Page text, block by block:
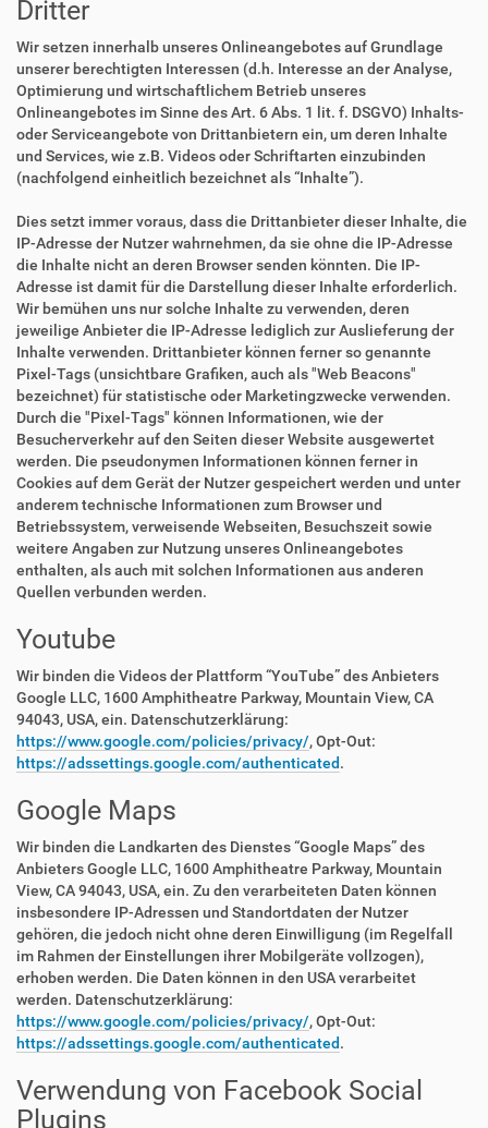
Dritter
Wir setzen innerhalb unseres Onlineangebotes auf Grundlage
unserer berechtigten Interessen (d.h. Interesse an der Analyse,
Optimierung und wirtschaftlichem Betrieb unseres
Onlineangebotes im Sinne des Art. 6 Abs. 1 lit. f. DSGVO) Inhalts-
oder Serviceangebote von Drittanbietern ein, um deren Inhalte
und Services, wie z.B. Videos oder Schriftarten einzubinden
(nachfolgend einheitlich bezeichnet als “Inhalte”).
Dies setzt immer voraus, dass die Drittanbieter dieser Inhalte, die
IP-Adresse der Nutzer wahrnehmen, da sie ohne die IP-Adresse
die Inhalte nicht an deren Browser senden könnten. Die IP-
Adresse ist damit für die Darstellung dieser Inhalte erforderlich.
Wir bemühen uns nur solche Inhalte zu verwenden, deren
jeweilige Anbieter die IP-Adresse lediglich zur Auslieferung der
Inhalte verwenden. Drittanbieter können ferner so genannte
Pixel-Tags (unsichtbare Grafiken, auch als "Web Beacons"
bezeichnet) für statistische oder Marketingzwecke verwenden.
Durch die "Pixel-Tags" können Informationen, wie der
Besucherverkehr auf den Seiten dieser Website ausgewertet
werden. Die pseudonymen Informationen können ferner in
Cookies auf dem Gerät der Nutzer gespeichert werden und unter
anderem technische Informationen zum Browser und
Betriebssystem, verweisende Webseiten, Besuchszeit sowie
weitere Angaben zur Nutzung unseres Onlineangebotes
enthalten, als auch mit solchen Informationen aus anderen
Quellen verbunden werden.
Youtube
Wir binden die Videos der Plattform “YouTube” des Anbieters
Google LLC, 1600 Amphitheatre Parkway, Mountain View, CA
94043, USA, ein. Datenschutzerklärung:
https://www.google.com/policies/privacy/, Opt-Out:
https://adssettings.google.com/authenticated.
Google Maps
Wir binden die Landkarten des Dienstes “Google Maps” des
Anbieters Google LLC, 1600 Amphitheatre Parkway, Mountain
View, CA 94043, USA, ein. Zu den verarbeiteten Daten können
insbesondere IP-Adressen und Standortdaten der Nutzer
gehören, die jedoch nicht ohne deren Einwilligung (im Regelfall
im Rahmen der Einstellungen ihrer Mobilgeräte vollzogen),
erhoben werden. Die Daten können in den USA verarbeitet
werden. Datenschutzerklärung:
https://www.google.com/policies/privacy/, Opt-Out:
https://adssettings.google.com/authenticated.
Verwendung von Facebook Social
Plugins